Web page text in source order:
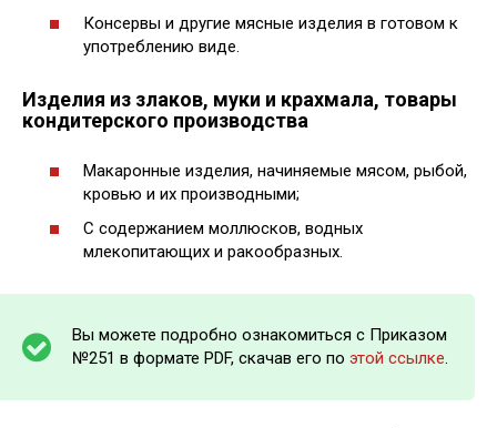
Консервы и другие мясные изделия в готовом к
употреблению виде.
Изделия из злаков, муки и крахмала, товары
кондитерского производства
Макаронные изделия, начиняемые мясом, рыбой,
кровью и их производными;
С содержанием моллюсков, водных
млекопитающих и ракообразных.
Вы можете подробно ознакомиться с Приказом
№251 в формате PDF, скачав его по этой ссылке.